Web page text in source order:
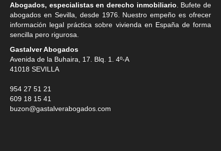
Abogados, especialistas en derecho inmobiliario . Bufete de
abogados en Sevilla , desde 1976. Nuestro empeño es ofrecer
información legal práctica sobre vivienda en España de forma
sencilla pero rigurosa.
Gastalver Abogados
Avenida de la Buhaira, 17. Blq. 1. 4º-A
41018 SEVILLA
954 27 51 21
609 18 15 41
buzon@gastalverabogados.com